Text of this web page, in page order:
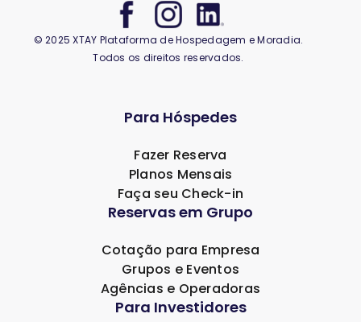
© 2025 XTAY Plataforma de Hospedagem e Moradia.
Todos os direitos reservados.
Para Hóspedes
Fazer Reserva
Planos Mensais
Faça seu Check-in
Reservas em Grupo
Cotação para Empresa
Grupos e Eventos
Agências e Operadoras
Para Investidores